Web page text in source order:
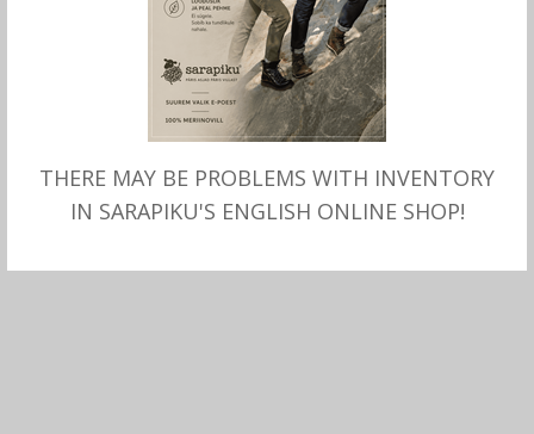
THERE MAY BE PROBLEMS WITH INVENTORY
IN SARAPIKU'S ENGLISH ONLINE SHOP!
LOE ROHKEM
Meriinovillane T-SÄRK
naistele 2XL, Sarapiku
MITMEID VALIKUID
Meriino pikkade varrukatega
särk, ümar kaelus, Sarapiku